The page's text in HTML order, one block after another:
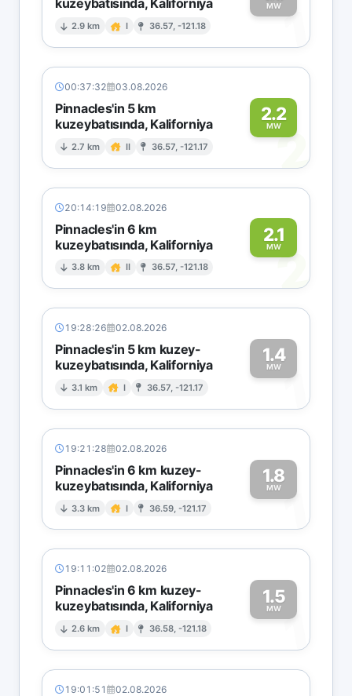
kuzeybatısında, Kaliforniya
2.9 km I 36.57, -121.18
MW1
00:37:32 03.08.2026
Pinnacles'in 5 km
kuzeybatısında, Kaliforniya
2.7 km II 36.57, -121.17
2.2
MW2
20:14:19 02.08.2026
Pinnacles'in 6 km
kuzeybatısında, Kaliforniya
3.8 km II 36.57, -121.18
2.1
MW2
19:28:26 02.08.2026
Pinnacles'in 5 km kuzey-
kuzeybatısında, Kaliforniya
3.1 km I 36.57, -121.17
1.4
MW1
19:21:28 02.08.2026
Pinnacles'in 6 km kuzey-
kuzeybatısında, Kaliforniya
3.3 km I 36.59, -121.17
1.8
MW1
19:11:02 02.08.2026
Pinnacles'in 6 km kuzey-
kuzeybatısında, Kaliforniya
2.6 km I 36.58, -121.18
1.5
MW1
19:01:51 02.08.2026